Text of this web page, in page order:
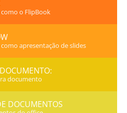
o FlipBook
apresentação de slides
documento
DOCUMENTOS